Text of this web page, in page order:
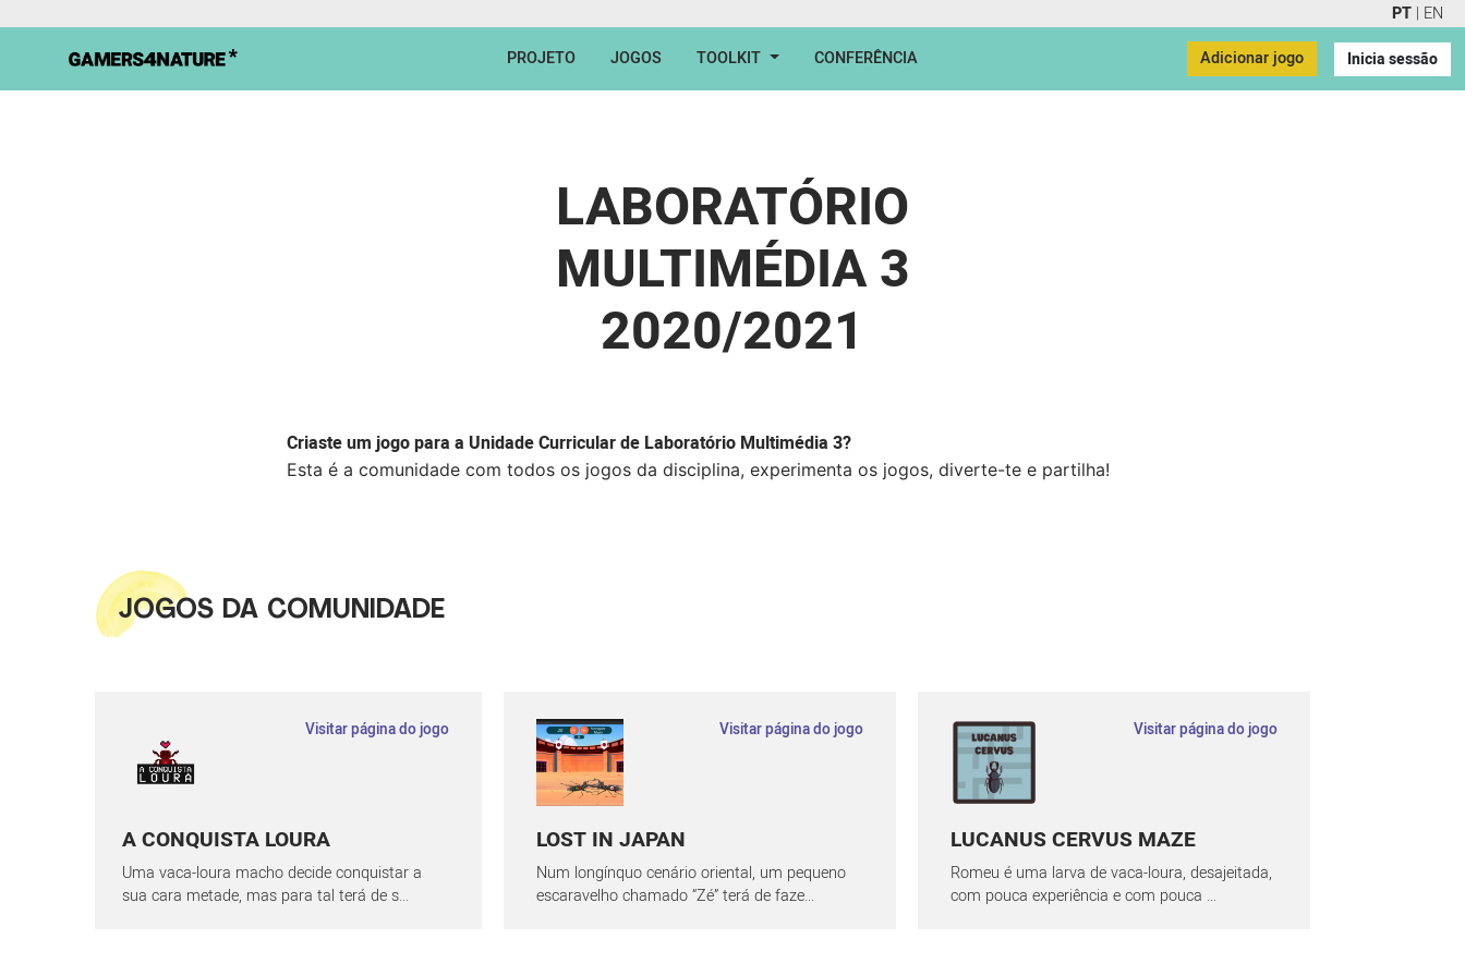
PT | EN
PROJETO
JOGOS TOOLKIT CONFERÊNCIA Adicionar jogo Inicia sessão
LABORATÓRIO
MULTIMÉDIA 3
2020/2021
Criaste um jogo para a Unidade Curricular de Laboratório Multimédia 3?
Esta é a comunidade com todos os jogos da disciplina, experimenta os jogos, diverte-te e partilha!
JOGOS DA COMUNIDADE
Visitar página do jogo
A CONQUISTA LOURA
Uma vaca-loura macho decide conquistar a
sua cara metade, mas para tal terá de s...
Visitar página do jogo
LOST IN JAPAN
Num longínquo cenário oriental, um pequeno
escaravelho chamado “Zé” terá de faze...
Visitar página do jogo
LUCANUS CERVUS MAZE
Romeu é uma larva de vaca-loura, desajeitada,
com pouca experiência e com pouca ...